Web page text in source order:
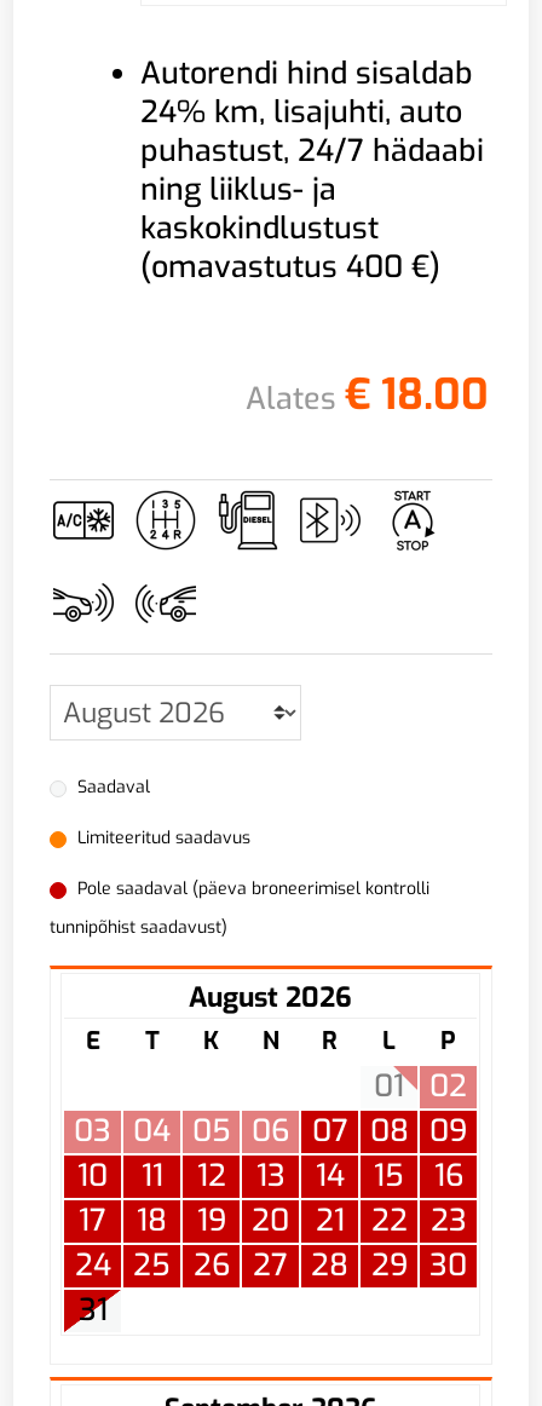
Autorendi hind sisaldab
24% km, lisajuhti, auto
puhastust, 24/7 hädaabi
ning liiklus- ja
kaskokindlustust
(omavastutus 400 €)
Alates € 18.00
Saadaval
Limiteeritud saadavus
Pole saadaval (päeva broneerimisel kontrolli
tunnipõhist saadavust)
August 2026
E T K N R L P
01
02
03
04 05 06 07 08 09
10
11 12 13 14 15
16
17
18 19 20 21 22
23
24 25 26 27 28 29
30
31